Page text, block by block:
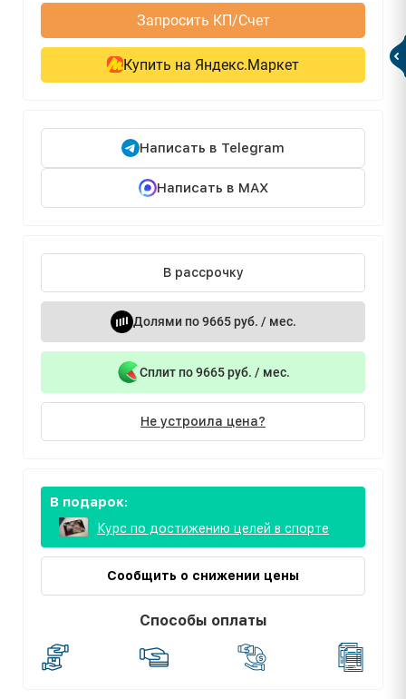
Запросить КП/Счет
Купить на Яндекс.Маркет
Написать в Telegram
Написать в MAX
В рассрочку
Долями по 9665 руб. / мес.
Сплит по 9665 руб. / мес.
Не устроила цена?
В подарок:
Курс по достижению целей в спорте
Сообщить о снижении цены
Способы оплаты